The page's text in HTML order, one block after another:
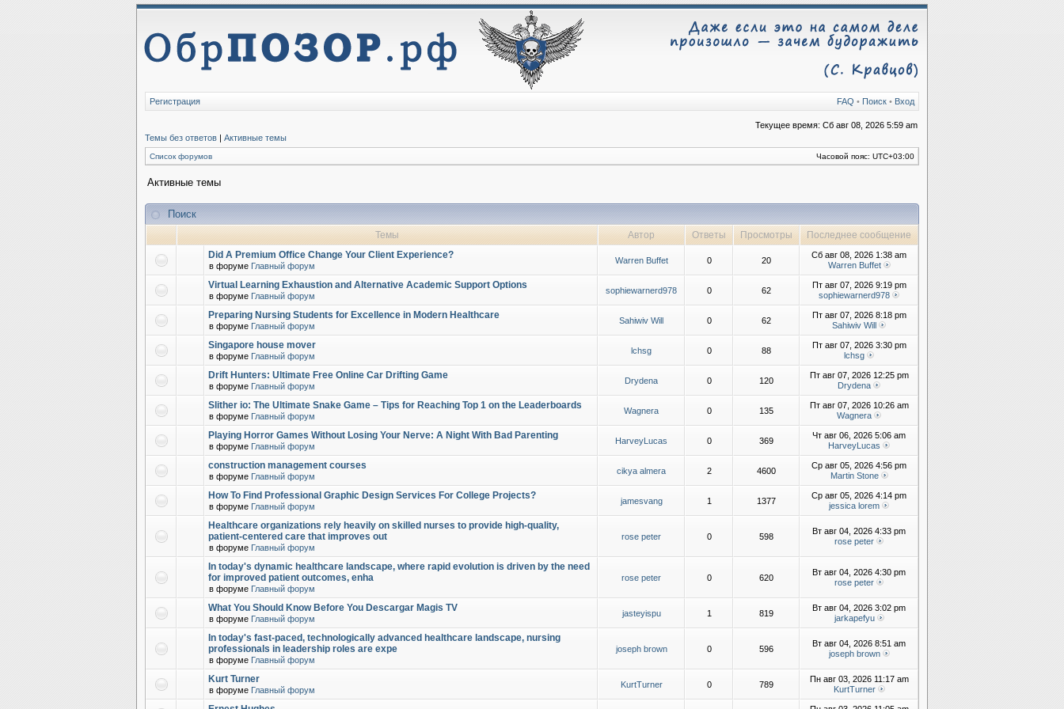
FAQ • Поиск • Вход
Регистрация
Текущее время: Сб авг 08, 2026 5:59 am
Темы без ответов | Активные темы
Список форумов Часовой пояс: UTC+03:00
Активные темы
Поиск
Темы Автор Ответы Просмотры
Последнее сообщение
Did A Premium Office Change Your Client Experience?
в форуме Главный форум
Warren Buffet 0 20
Сб авг 08, 2026 1:38 am
Warren Buffet
Virtual Learning Exhaustion and Alternative Academic Support Options
в форуме Главный форум
sophiewarnerd978 0 62
Пт авг 07, 2026 9:19 pm
sophiewarnerd978
Preparing Nursing Students for Excellence in Modern Healthcare
в форуме Главный форум
Sahiwiv Will 0 62
Пт авг 07, 2026 8:18 pm
Sahiwiv Will
Singapore house mover
в форуме Главный форум
lchsg 0 88
Пт авг 07, 2026 3:30 pm
lchsg
Drift Hunters: Ultimate Free Online Car Drifting Game
в форуме Главный форум
Drydena 0 120
Пт авг 07, 2026 12:25 pm
Drydena
Slither io: The Ultimate Snake Game – Tips for Reaching Top 1 on the Leaderboards
в форуме Главный форум
Wagnera 0 135
Пт авг 07, 2026 10:26 am
Wagnera
Playing Horror Games Without Losing Your Nerve: A Night With Bad Parenting
в форуме Главный форум
HarveyLucas 0 369
Чт авг 06, 2026 5:06 am
HarveyLucas
construction management courses
в форуме Главный форум
cikya almera 2 4600
Ср авг 05, 2026 4:56 pm
Martin Stone
How To Find Professional Graphic Design Services For College Projects?
в форуме Главный форум
jamesvang 1 1377
Ср авг 05, 2026 4:14 pm
jessica lorem
Healthcare organizations rely heavily on skilled nurses to provide high-quality,
patient-centered care that improves out
в форуме Главный форум
rose peter 0 598
Вт авг 04, 2026 4:33 pm
rose peter
In today's dynamic healthcare landscape, where rapid evolution is driven by the need
for improved patient outcomes, enha
в форуме Главный форум
rose peter 0 620
Вт авг 04, 2026 4:30 pm
rose peter
What You Should Know Before You Descargar Magis TV
в форуме Главный форум
jasteyispu 1 819
Вт авг 04, 2026 3:02 pm
jarkapefyu
In today's fast-paced, technologically advanced healthcare landscape, nursing
professionals in leadership roles are expe
в форуме Главный форум
joseph brown 0 596
Вт авг 04, 2026 8:51 am
joseph brown
Kurt Turner
в форуме Главный форум
KurtTurner 0 789
Пн авг 03, 2026 11:17 am
KurtTurner